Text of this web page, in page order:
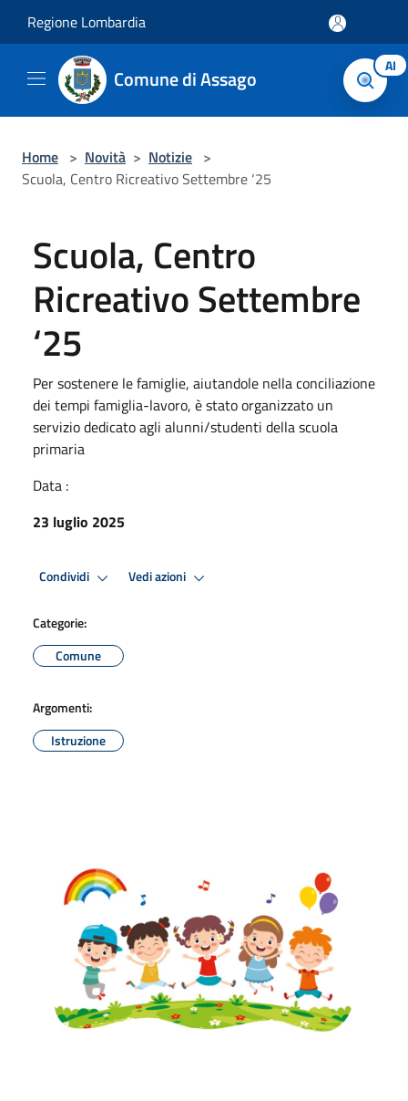
Regione Lombardia
Comune di Assago AI
Home > Novità > Notizie >
Scuola, Centro Ricreativo Settembre ‘25
Scuola, Centro
Ricreativo Settembre
‘25
Per sostenere le famiglie, aiutandole nella conciliazione
dei tempi famiglia-lavoro, è stato organizzato un
servizio dedicato agli alunni/studenti della scuola
primaria
Data :
23 luglio 2025
Condividi Vedi azioni
Categorie:
Comune
Argomenti:
Istruzione